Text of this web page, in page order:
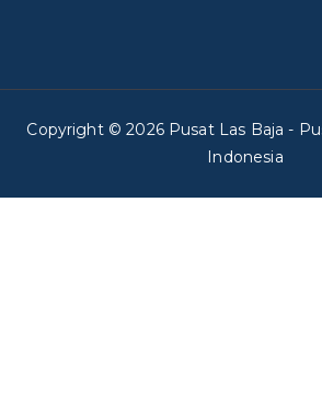
Copyright © 2026 Pusat Las Baja -
Indonesia